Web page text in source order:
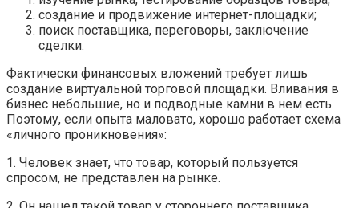
создание и продвижение интернет-площадки;
поиск поставщика, переговоры, заключение
сделки.
Фактически финансовых вложений требует лишь
создание виртуальной торговой площадки. Вливания в
бизнес небольшие, но и подводные камни в нем есть.
Поэтому, если опыта маловато, хорошо работает схема
«личного проникновения»:
1. Человек знает, что товар, который пользуется
спросом, не представлен на рынке.